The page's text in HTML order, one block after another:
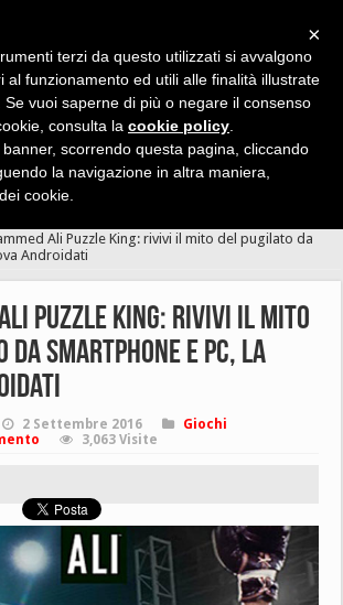
velocemente news, recensioni, guide, app, giochi ...
Ali Puzzle King: rivivi il mito del pugilato da
Androidati
Ali Puzzle King: rivivi il mito
smartphone e PC, la
2 Settembre 2016
Giochi
3,063 Visite
×
terzi da questo utilizzati si avvalgono
al funzionamento ed utili alle finalità illustrate
Se vuoi saperne di più o negare il consenso
consulta la cookie policy
scorrendo questa pagina, cliccando
la navigazione in altra maniera,
cookie.